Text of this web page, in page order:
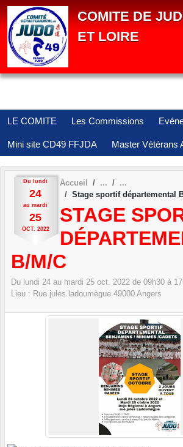
COMITE DE
ET LOIRE
LE COMITE Les Commissions
Mini site CD49 FFJDA Master Vétérans
Du lundi
24
au mardi
25
OCT. 2022
Accueil
Stage sportif départemental
STAGE
B/M/C
Du lundi 24 au mardi 25 oct. 2022 de 09h30 à
Lieu : Rue jules ladoumègue 49000 Angers
Panneau de gestion des cookies